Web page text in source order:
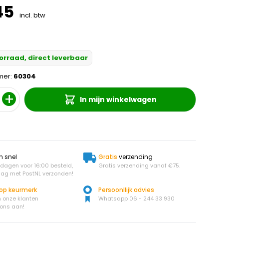
incl. btw
direct leverbaar
60304
In mijn winkelwagen
snel
voor 16:00 besteld,
met PostNL verzonden!
Gratis verzending
Gratis verzending vanaf €75.
keurmerk
onze klanten
aan!
Persoonllijk advies
Whatsapp 06 - 244 33 930